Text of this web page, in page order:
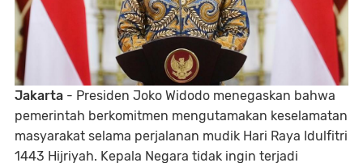
Jakarta - Presiden Joko Widodo menegaskan bahwa
pemerintah berkomitmen mengutamakan keselamatan
masyarakat selama perjalanan mudik Hari Raya Idulfitri
1443 Hijriyah. Kepala Negara tidak ingin terjadi